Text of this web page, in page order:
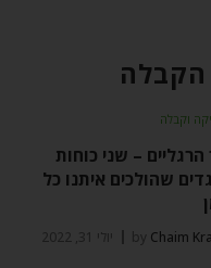
הקבלה
וקבלה
– שני כוחות
שהולכים איתנו כל
by Chaim יולי 31, 2022